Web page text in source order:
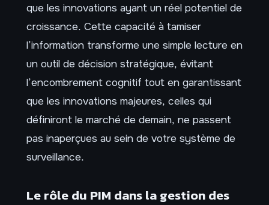
que les innovations ayant un réel potentiel de
croissance. Cette capacité à tamiser
l’information transforme une simple lecture en
un outil de décision stratégique, évitant
l’encombrement cognitif tout en garantissant
que les innovations majeures, celles qui
définiront le marché de demain, ne passent
pas inaperçues au sein de votre système de
surveillance.
Le rôle du PIM dans la gestion des